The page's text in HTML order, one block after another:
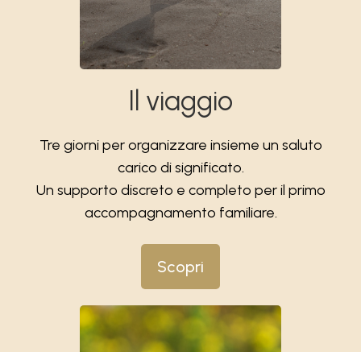
Il viaggio
Tre giorni per organizzare insieme un saluto
carico di significato.
Un supporto discreto e completo per il primo
accompagnamento familiare.
Scopri